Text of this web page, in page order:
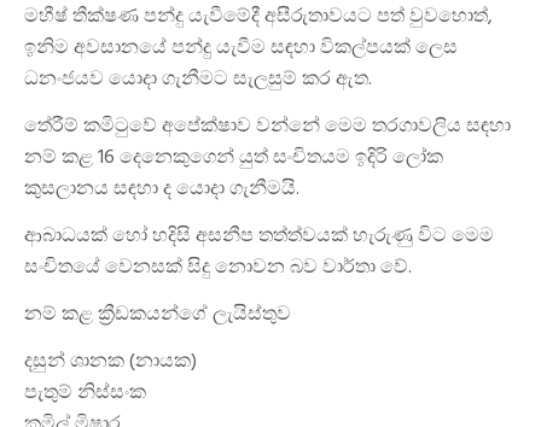
මහීෂ් තීක්ෂණ පන්දු යැවීමේදී අසීරුතාවයට පත් වුවහොත්,
ඉනිම අවසානයේ පන්දු යැවීම සඳහා විකල්පයක් ලෙස
ධනංජයව යොදා ගැනීමට සැලසුම් කර ඇත.
තේරීම් කමිටුවේ අපේක්ෂාව වන්නේ මෙම තරගාවලිය සඳහා
නම් කළ 16 දෙනෙකුගෙන් යුත් සංචිතයම ඉදිරි ලෝක
කුසලානය සඳහා ද යොදා ගැනීමයි.
ආබාධයක් හෝ හදිසි අසනීප තත්ත්වයක් හැරුණු විට මෙම
සංචිතයේ වෙනසක් සිදු නොවන බව වාර්තා වේ.
නම් කළ ක්‍රීඩකයන්ගේ ලැයිස්තුව
දසුන් ශානක (නායක)
පැතුම් නිස්සංක